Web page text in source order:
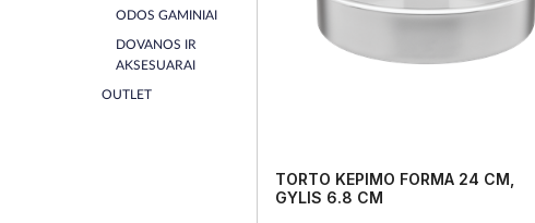
ODOS GAMINIAI
DOVANOS IR
AKSESUARAI
OUTLET
TORTO KEPIMO FORMA 24 CM,
GYLIS 6.8 CM